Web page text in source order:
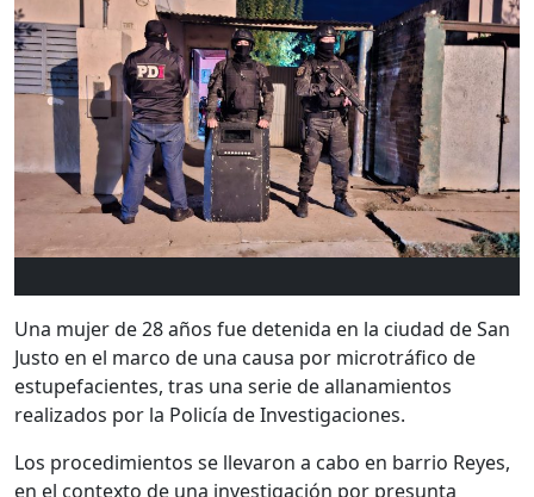
Una mujer de 28 años fue detenida en la ciudad deSan
Justo en el marco de una causa por microtráfico de
estupefacientes, tras una serie de allanamientos
realizados por la Policía de Investigaciones.
Los procedimientos se llevaron a cabo en barrio Reyes,
en el contexto de una investigación por presunta